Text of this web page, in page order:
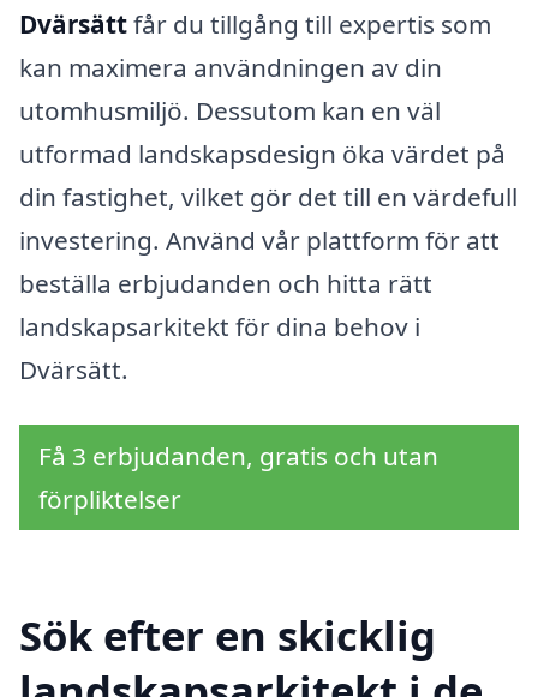
Dvärsättfår du tillgång till expertis som
kan maximera användningen av din
utomhusmiljö. Dessutom kan en väl
utformad landskapsdesign öka värdet på
din fastighet, vilket gör det till en värdefull
investering. Använd vår plattform för att
beställa erbjudanden och hitta rätt
landskapsarkitekt för dina behov i
Dvärsätt.
Få 3 erbjudanden, gratis och utan
förpliktelser
Sök efter en skicklig